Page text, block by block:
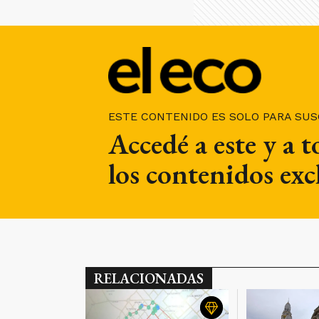
ESTE CONTENIDO ES SOLO PARA
Accedé a este y a
los contenidos
RELACIONADAS